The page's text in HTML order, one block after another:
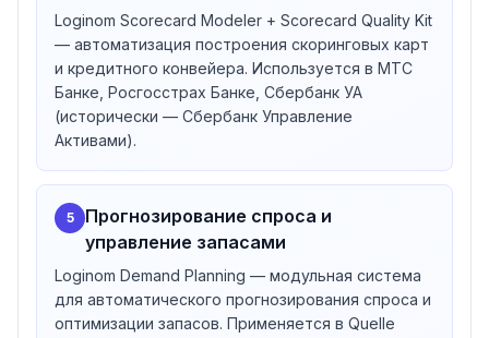
Loginom Scorecard Modeler + Scorecard Quality Kit
— автоматизация построения скоринговых карт
и кредитного конвейера. Используется в МТС
Банке, Росгосстрах Банке, Сбербанк УА
(исторически — Сбербанк Управление
Активами).
5
Прогнозирование спроса и
управление запасами
Loginom Demand Planning — модульная система
для автоматического прогнозирования спроса и
оптимизации запасов. Применяется в Quelle